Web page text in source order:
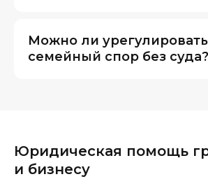
Можно ли урегулировать
семейный спор без суда?
Юридическая помощь
и бизнесу